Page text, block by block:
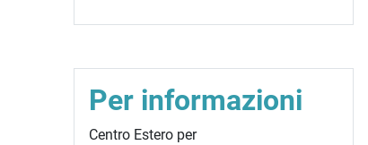
Per informazioni
Centro Estero per